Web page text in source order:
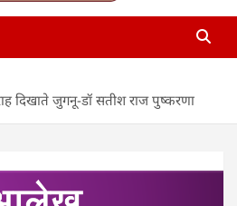
दिखाते जुगनू-डॉ सतीश राज पुष्करणा